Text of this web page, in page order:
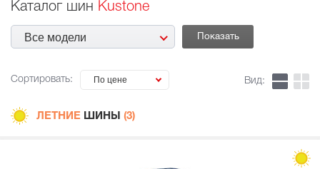
Каталог шин Kustone
Все модели
Сортировать: По цене Вид:
ЛЕТНИЕ ШИНЫ (3)